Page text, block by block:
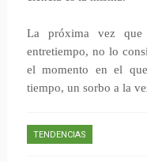
La próxima vez
entretiempo, no lo
el momento en el
tiempo, un sorbo a la
TENDENCIAS